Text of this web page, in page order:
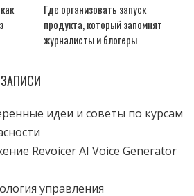
Где организовать запуск
продукта, который запомнят
журналисты и блогеры
идеи и советы по курсам
Revoicer AI Voice Generator
управления